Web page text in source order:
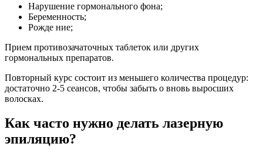
Нарушение гормонального фона;
Беременность;
Рожде ние;
Прием противозачаточных таблеток или других
гормональных препаратов.
Повторный курс состоит из меньшего количества процедур:
достаточно 2-5 сеансов, чтобы забыть о вновь выросших
волосках.
Как часто нужно делать лазерную
эпиляцию?